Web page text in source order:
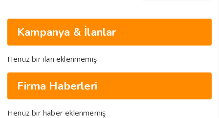
Kampanya & İlanlar
Henüz bir ilan eklenmemiş
Firma Haberleri
Henüz bir haber eklenmemiş